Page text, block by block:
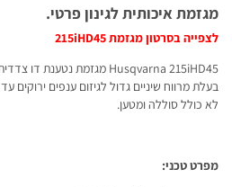
מגזמת איכותית לגינון פרטי.
לצפייה בסרטון מגזמת 215iHD45
Husqvarna 215iHD45 מגזמת נטענת דו צדדית, אידיאלית לכל סוג של גדר חיה.
בעלת מרווח שיניים גדול לגיזום ענפים ירוקים עד 25 מ"מ.
לא כולל סוללה ומטען.
מפרט טכני: